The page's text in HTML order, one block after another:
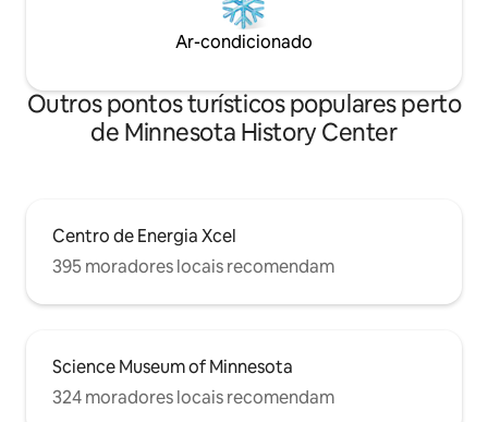
Ar-condicionado
Outros pontos turísticos populares perto
de Minnesota History Center
Centro de Energia Xcel
395 moradores locais recomendam
Science Museum of Minnesota
324 moradores locais recomendam